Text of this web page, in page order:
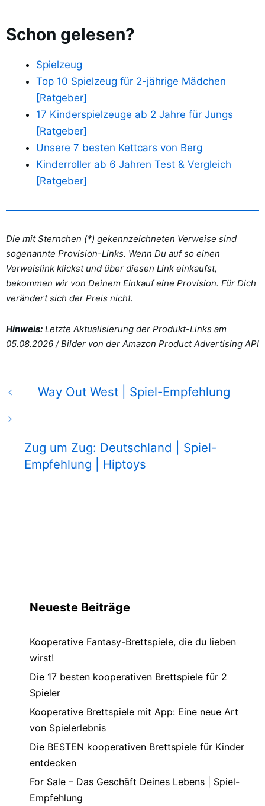
Schon gelesen?
Spielzeug
Top 10 Spielzeug für 2-jährige Mädchen
[Ratgeber]
17 Kinderspielzeuge ab 2 Jahre für Jungs
[Ratgeber]
Unsere 7 besten Kettcars von Berg
Kinderroller ab 6 Jahren Test & Vergleich
[Ratgeber]
Die mit Sternchen (*) gekennzeichneten Verweise sind
sogenannte Provision-Links. Wenn Du auf so einen
Verweislink klickst und über diesen Link einkaufst,
bekommen wir von Deinem Einkauf eine Provision. Für Dich
verändert sich der Preis nicht.
Hinweis: Letzte Aktualisierung der Produkt-Links am
05.08.2026 /Bilder von der Amazon Product Advertising API
Way Out West | Spiel-Empfehlung
Zug um Zug: Deutschland | Spiel-
Empfehlung | Hiptoys
Neueste Beiträge
Kooperative Fantasy-Brettspiele, die du lieben
wirst!
Die 17 besten kooperativen Brettspiele für 2
Spieler
Kooperative Brettspiele mit App: Eine neue Art
von Spielerlebnis
Die BESTEN kooperativen Brettspiele für Kinder
entdecken
For Sale – Das Geschäft Deines Lebens | Spiel-
Empfehlung